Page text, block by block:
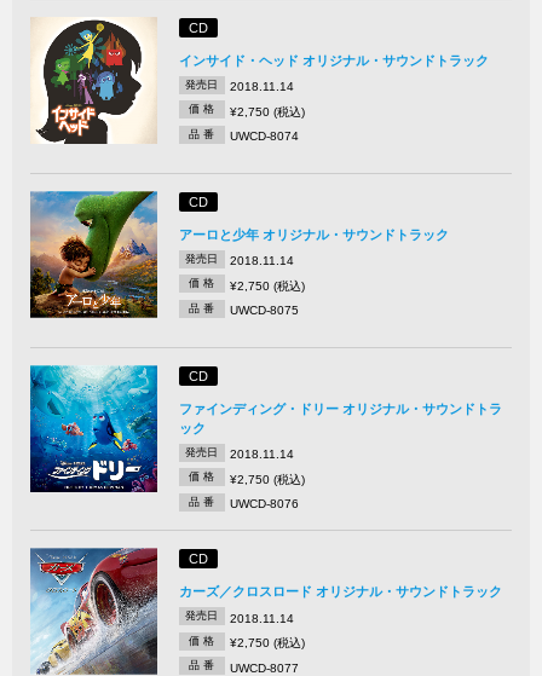
CD
インサイド・ヘッド オリジナル・サウンドトラック
発売日 2018.11.14
価 格 ¥2,750 (税込)
品 番 UWCD-8074
CD
アーロと少年 オリジナル・サウンドトラック
発売日 2018.11.14
価 格 ¥2,750 (税込)
品 番 UWCD-8075
CD
ファインディング・ドリー オリジナル・サウンドトラ
ック
発売日 2018.11.14
価 格 ¥2,750 (税込)
品 番 UWCD-8076
CD
カーズ／クロスロード オリジナル・サウンドトラック
発売日 2018.11.14
価 格 ¥2,750 (税込)
品 番 UWCD-8077